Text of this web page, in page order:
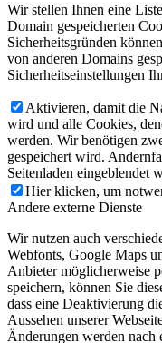
Wir stellen Ihnen eine
Domain gespeicherten
Sicherheitsgründen
von anderen Domains
Sicherheitseinstellungen
Aktivieren, damit die
wird und alle Cookies,
werden. Wir benötigen
gespeichert wird.
Seitenladen eingeblendet
Hier klicken, um
Andere externe Dienste
Wir nutzen auch
Webfonts, Google Maps
Anbieter möglicherweise
speichern, können Sie
dass eine Deaktivierung
Aussehen unserer
Änderungen werden nach